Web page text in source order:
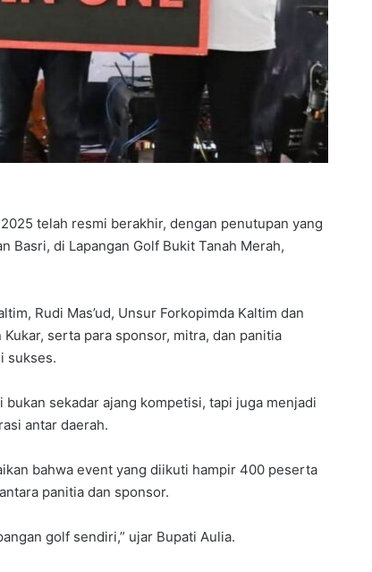
telah resmi berakhir, dengan penutupan yang
Basri, di Lapangan Golf Bukit Tanah Merah,
Rudi Mas’ud, Unsur Forkopimda Kaltim dan
serta para sponsor, mitra, dan panitia
sukses.
sekadar ajang kompetisi, tapi juga menjadi
antar daerah.
bahwa event yang diikuti hampir 400 peserta
panitia dan sponsor.
golf sendiri,” ujar Bupati Aulia.